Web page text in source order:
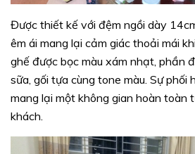
Được thiết kế với đệm ngồi dày
êm ái mang lại cảm giác thoải mái
ghế được bọc màu xám nhạt, phần
sữa, gối tựa cùng tone màu. Sự phối
mang lại một không gian hoàn toàn
khách.